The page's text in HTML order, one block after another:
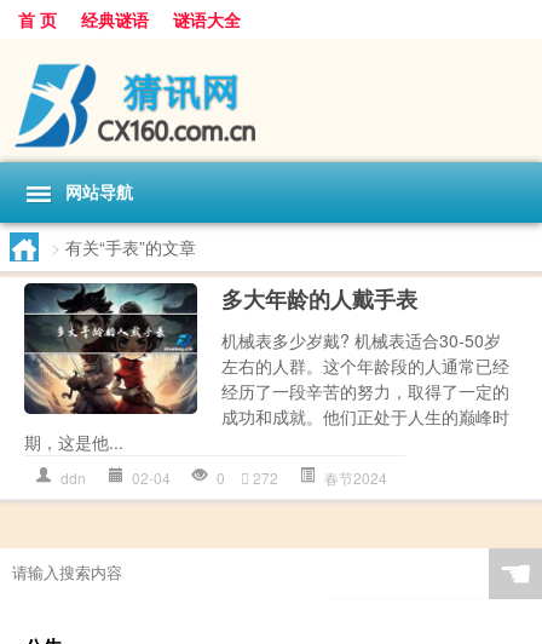
首 页 经典谜语 谜语大全
网站导航
> 有关“手表”的文章
多大年龄的人戴手表
机械表多少岁戴? 机械表适合30-50岁
左右的人群。这个年龄段的人通常已经
经历了一段辛苦的努力，取得了一定的
成功和成就。他们正处于人生的巅峰时
期，这是他...
ddn 02-04 0 272 春节2024
☚